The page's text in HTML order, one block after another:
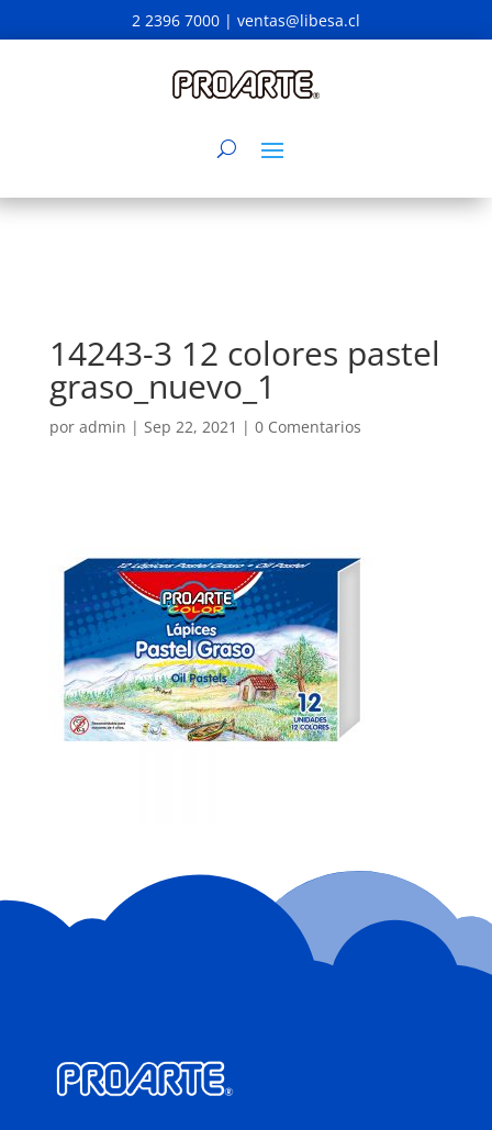
2 2396 7000 | ventas@libesa.cl
14243-3 12 colores pastel
graso_nuevo_1
por admin | Sep 22, 2021 | 0 Comentarios